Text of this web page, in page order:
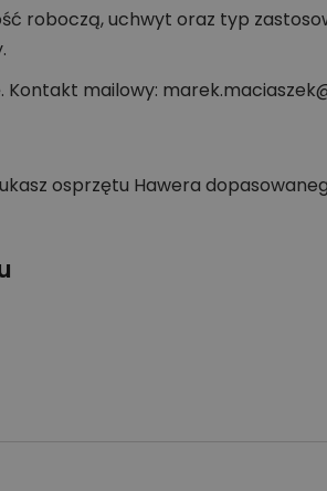
roboczą, uchwyt oraz typ
mailowy:
osprzętu Hawera